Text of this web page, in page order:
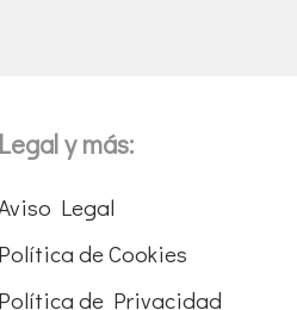
Legal y más:
Legal
Política de Cookies
Política de Privacidad